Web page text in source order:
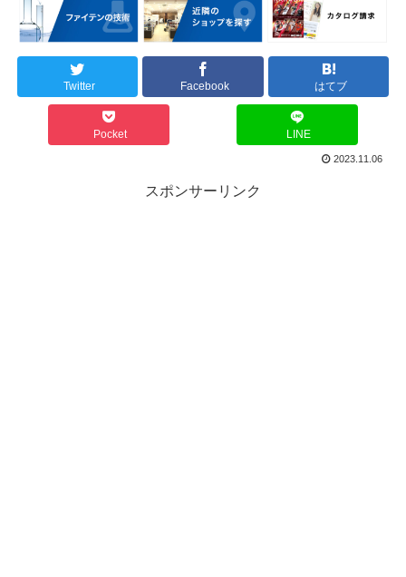
Twitter Facebook はてブ
Pocket LINE
2023.11.06
スポンサーリンク